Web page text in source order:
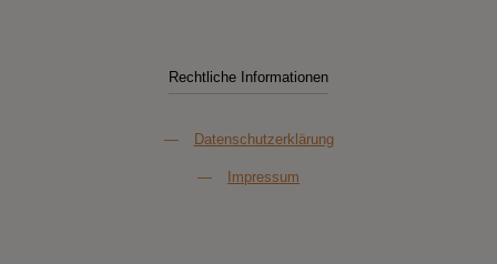
Rechtliche Informationen
— Datenschutzerklärung
— Impressum